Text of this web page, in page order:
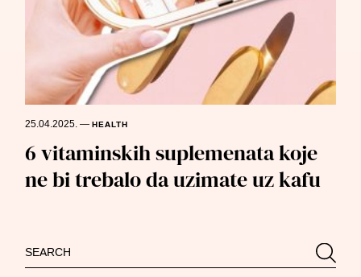
25.04.2025.—HEALTH
6 vitaminskih suplemenata koje
ne bi trebalo da uzimate uz kafu
Search
for: